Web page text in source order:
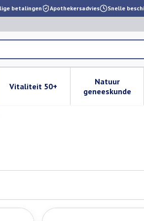
betalingen Apothekersadvies Snelle
categorie
en vitamines categorie
voor Zwangerschap en kinderen
Vitaliteit 50+Toon submenu voor Vitaliteit
Natuur
geneeskunde
Toon